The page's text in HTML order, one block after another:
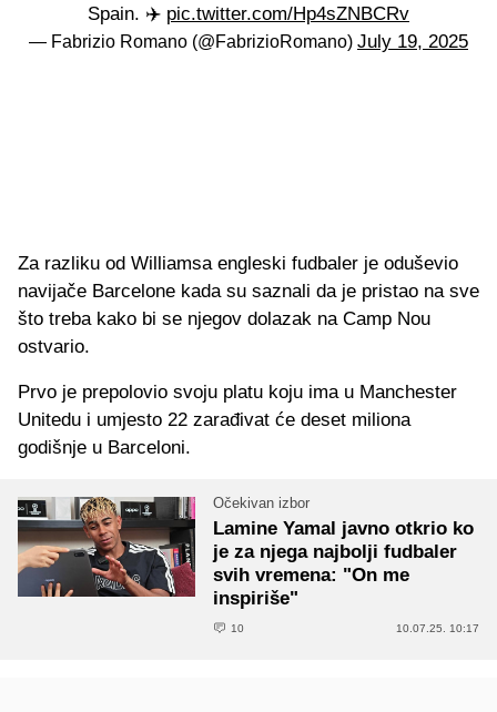
Spain. ✈️ pic.twitter.com/Hp4sZNBCRv
— Fabrizio Romano (@FabrizioRomano) July 19, 2025
Za razliku od Williamsa engleski fudbaler je oduševio
navijače Barcelone kada su saznali da je pristao na sve
što treba kako bi se njegov dolazak na Camp Nou
ostvario.
Prvo je prepolovio svoju platu koju ima u Manchester
Unitedu i umjesto 22 zarađivat će deset miliona
godišnje u Barceloni.
Očekivan izbor
Lamine Yamal javno otkrio ko
je za njega najbolji fudbaler
svih vremena: "On me
inspiriše"
10 10.07.25. 10:17